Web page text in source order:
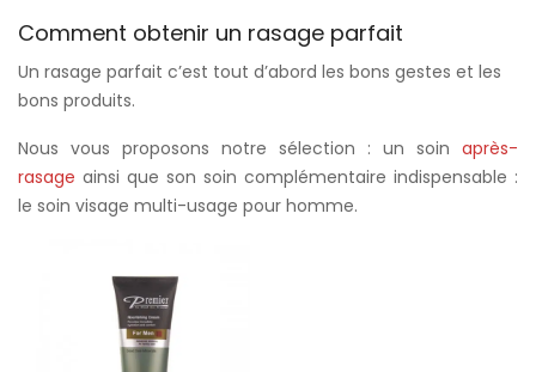
Comment obtenir un rasage parfait
Un rasage parfait c’est tout d’abord les bons gestes et les
bons produits.
Nous vous proposons notre sélection : un soin après-
rasage ainsi que son soin complémentaire indispensable :
le soin visage multi-usage pour homme.